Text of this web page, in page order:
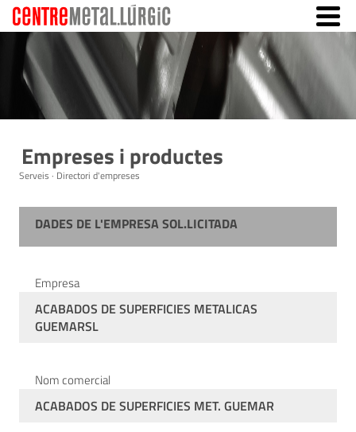
Empreses i productes
Serveis · Directori d'empreses
DADES DE L'EMPRESA SOL.LICITADA
Empresa
ACABADOS DE SUPERFICIES METALICAS
GUEMARSL
Nom comercial
ACABADOS DE SUPERFICIES MET. GUEMAR